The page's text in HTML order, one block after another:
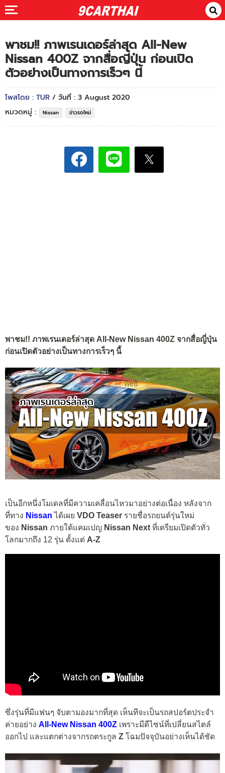
พาชม!! ภาพเรนเดอร์ล่าสุด All-New
Nissan 400Z จากสื่อญี่ปุ่น ก่อนเปิด
ตัวอย่างเป็นทางการเร็วๆ นี้
โพสโดย : TUR / วันที่ : 3 August 2020
หมวดหมู่ :
Nissan ข่าวรถใหม่
พาชม!! ภาพเรนเดอร์ล่าสุด All-New Nissan 400Z จากสื่อญี่ปุ่น
ก่อนเปิดตัวอย่างเป็นทางการเร็วๆ นี้
เป็นอีกหนึ่งโมเดลที่มีความเคลื่อนไหวมาอย่างต่อเนื่อง หลังจาก
ที่ทาง Nissan ได้เผย VDO Teaser รายชื่อรถยนต์รุ่นใหม่
ของ Nissan ภายใต้แคมเปญ Nissan Next ที่เตรียมเปิดตัวทั่ว
โลกมากถึง 12 รุ่น ตั้งแต่ A-Z
ซึ่งรุ่นที่มีแฟนๆ จับตามองมากที่สุด เห็นทีจะเป็นรถสปอร์ตประจำ
ค่ายอย่าง All-New Nissan 400Z เพราะมีดีไซน์ที่เปลี่ยนสไตล์
ออกไป และแตกต่างจากรถตระกูล Z โฉมปัจจุบันอย่างเห็นได้ชัด